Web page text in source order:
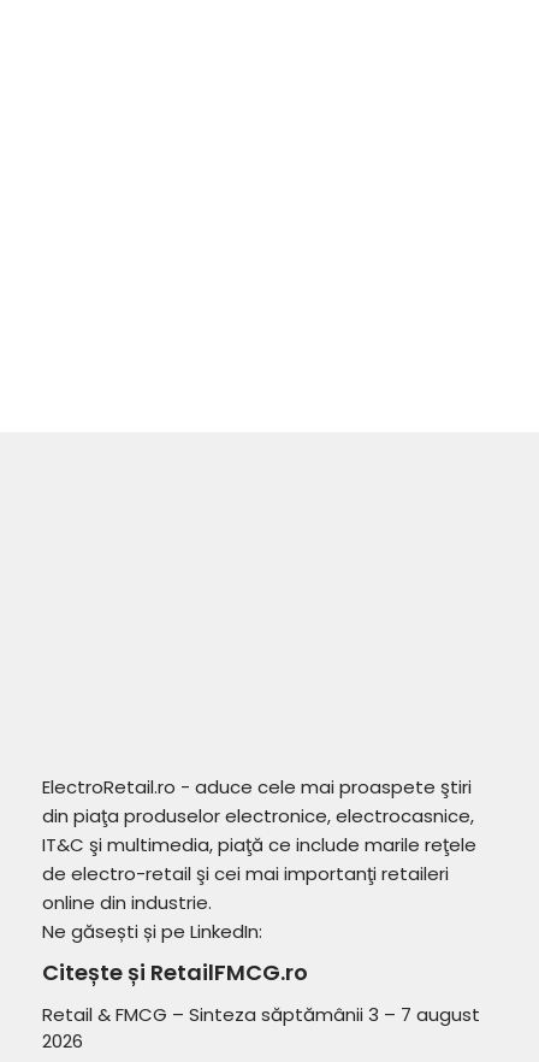
ElectroRetail.ro - aduce cele mai proaspete ştiri
din piaţa produselor electronice, electrocasnice,
IT&C şi multimedia, piaţă ce include marile reţele
de electro-retail şi cei mai importanţi retaileri
online din industrie.
Ne găsești și pe LinkedIn:
Citește și RetailFMCG.ro
Retail & FMCG – Sinteza săptămânii 3 – 7 august
2026